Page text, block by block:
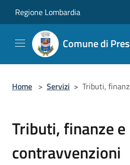
Regione Lombardia
Comune di
Home > Servizi > Tributi,
Tributi, finanze e
contravvenzioni